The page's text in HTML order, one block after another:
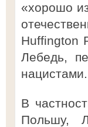
«хорошо
Huffington
Лебедь,
нацистами.
В
Польшу,